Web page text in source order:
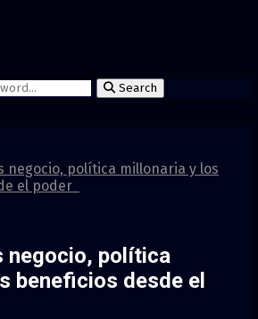
Search
negocio, política millonaria y los
el poder
negocio, política
beneficios desde el